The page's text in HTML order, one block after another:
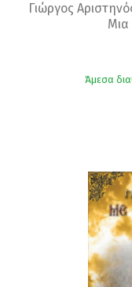
Γιώργος
Μια
Άμεσα